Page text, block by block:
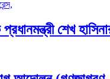
জি’ বিপ্লব:
শেখ